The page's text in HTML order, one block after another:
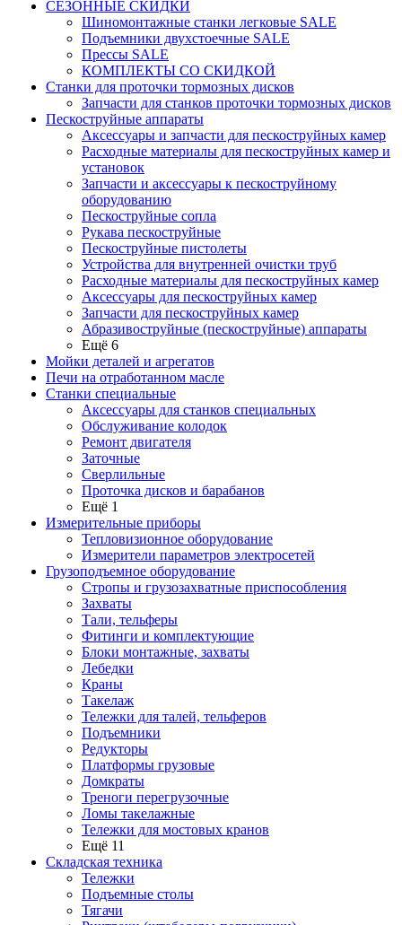
СЕЗОННЫЕ СКИДКИ
Шиномонтажные станки легковые SALE
Подъемники двухстоечные SALE
Прессы SALE
КОМПЛЕКТЫ СО СКИДКОЙ
Станки для проточки тормозных дисков
Запчасти для станков проточки тормозных дисков
Пескоструйные аппараты
Аксессуары и запчасти для пескоструйных камер
Расходные материалы для пескоструйных камер и
установок
Запчасти и аксессуары к пескоструйному
оборудованию
Пескоструйные сопла
Рукава пескоструйные
Пескоструйные пистолеты
Устройства для внутренней очистки труб
Расходные материалы для пескоструйных камер
Аксессуары для пескоструйных камер
Запчасти для пескоструйных камер
Абразивоструйные (пескоструйные) аппараты
Ещё 6
Мойки деталей и агрегатов
Печи на отработанном масле
Станки специальные
Аксессуары для станков специальных
Обслуживание колодок
Ремонт двигателя
Заточные
Сверлильные
Проточка дисков и барабанов
Ещё 1
Измерительные приборы
Тепловизионное оборудование
Измерители параметров электросетей
Грузоподъемное оборудование
Стропы и грузозахватные приспособления
Захваты
Тали, тельферы
Фитинги и комплектующие
Блоки монтажные, захваты
Лебедки
Краны
Такелаж
Тележки для талей, тельферов
Подъемники
Редукторы
Платформы грузовые
Домкраты
Треноги перегрузочные
Ломы такелажные
Тележки для мостовых кранов
Ещё 11
Складская техника
Тележки
Подъемные столы
Тягачи